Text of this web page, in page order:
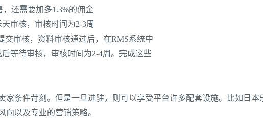
还需要加多1.3%的佣金
审核，审核时间为2-3周
交审核，资料审核通过后，在RMS系统中
等待审核，审核时间为2-4周。完成这些
家条件苛刻。但是一旦进驻，则可以享受平台许多配套设施。比如日
向以及专业的营销策略。